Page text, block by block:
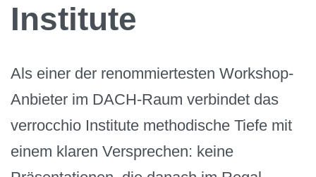
Institute
Als einer der renommiertesten Workshop-
Anbieter im DACH-Raum verbindet das
verrocchio Institute methodische Tiefe mit
einem klaren Versprechen: keine